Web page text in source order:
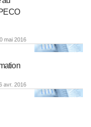
mai 2016
avr. 2016